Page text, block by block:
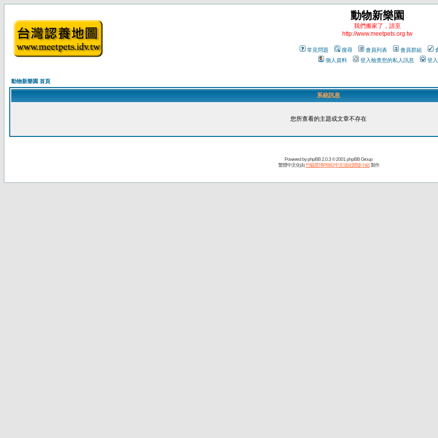
動物新樂園
我們搬家了，請至
http://www.meetpets.org.tw
常見問題 搜尋 會員列表 會員群組
個人資料
登入檢查您的私人訊息 登入
動物新樂園 首頁
系統訊息
您所查看的主題或文章不存在
Powered byphpBB2.0.3 © 2001 phpBB Group
繁體中文化由竹貓星球PBB2中文強化開發小組製作